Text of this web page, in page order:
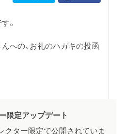
。
への、お礼のハガキの投函
限定アップデート
クター限定で公開されていま